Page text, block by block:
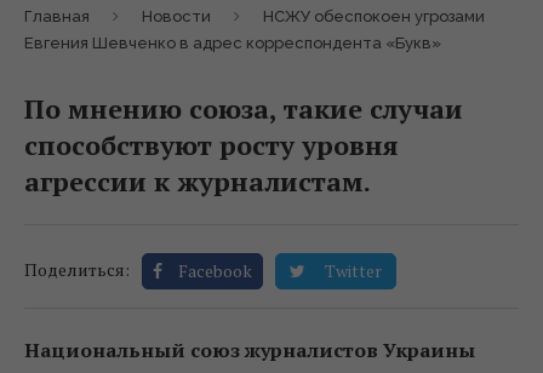
Главная Новости
НСЖУ обеспокоен угрозами
Евгения Шевченко в адрес корреспондента «Букв»
По мнению союза, такие случаи
способствуют росту уровня
агрессии к журналистам.
Поделиться: Facebook Twitter
Национальный союз журналистов Украины